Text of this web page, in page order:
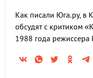
Как писали Юга.ру, в
обсудят с критиком
1988 года